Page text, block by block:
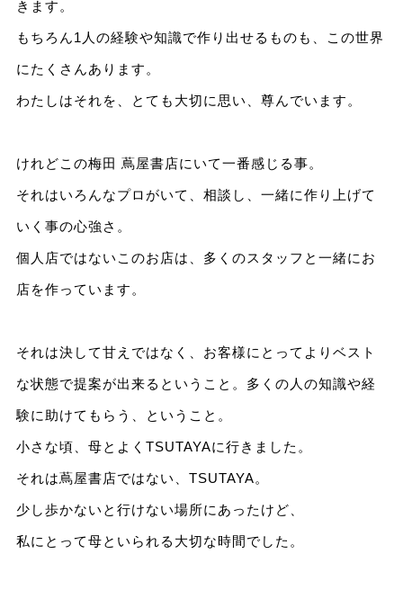
きます。
もちろん1人の経験や知識で作り出せるものも、この世界
にたくさんあります。
わたしはそれを、とても大切に思い、尊んでいます。
けれどこの梅田 蔦屋書店にいて一番感じる事。
それはいろんなプロがいて、相談し、一緒に作り上げて
いく事の心強さ。
個人店ではないこのお店は、多くのスタッフと一緒にお
店を作っています。
それは決して甘えではなく、お客様にとってよりベスト
な状態で提案が出来るということ。多くの人の知識や経
験に助けてもらう、ということ。
小さな頃、母とよくTSUTAYAに行きました。
それは蔦屋書店ではない、TSUTAYA。
少し歩かないと行けない場所にあったけど、
私にとって母といられる大切な時間でした。